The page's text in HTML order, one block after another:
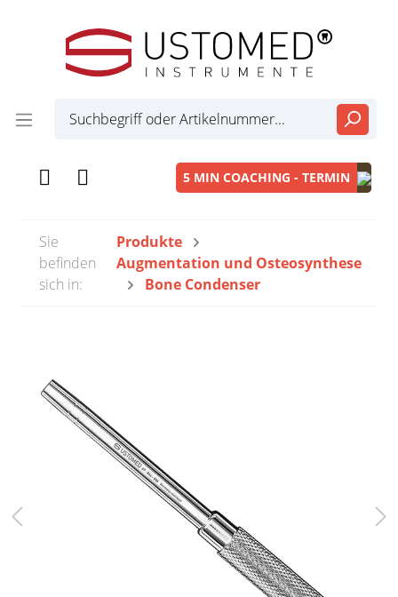
5 MIN COACHING - TERMIN
Sie
befinden
sich in:
Produkte
Augmentation und Osteosynthese
Bone Condenser